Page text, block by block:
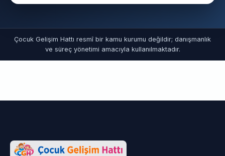
Çocuk Gelişim Hattı resmî bir kamu kurumu değildir; danışmanlık
ve süreç yönetimi amacıyla kullanılmaktadır.